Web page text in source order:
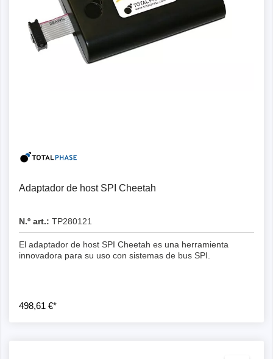
Adaptador de host SPI Cheetah
N.º art.: TP280121
El adaptador de host SPI Cheetah es una herramienta
innovadora para su uso con sistemas de bus SPI.
498,61 €*